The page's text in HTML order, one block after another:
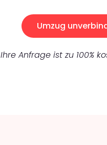
Umzug
Ihre Anfrage ist zu 100%